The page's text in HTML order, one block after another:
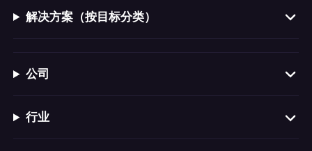
解决方案（按目标分类）
公司
行业